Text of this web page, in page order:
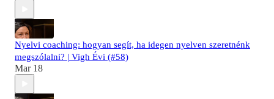
Nyelvi coaching: hogyan segít, ha idegen nyelven szeretnénk
megszólalni? | Vigh Évi (#58)
Mar 18